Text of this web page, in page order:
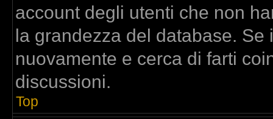
account degli utenti che non
la grandezza del database. Se
nuovamente e cerca di farti
discussioni.
Top